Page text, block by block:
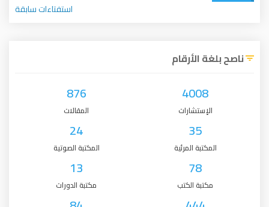
استفتاءات سابقة
ناصح بلغة الأرقام
4008
الإستشارات
876
المقالات
35
المكتبة المرئية
24
المكتبة الصوتية
78
مكتبة الكتب
13
مكتبة الدورات